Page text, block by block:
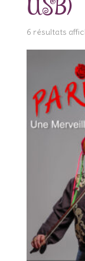
USB)
6 résultats